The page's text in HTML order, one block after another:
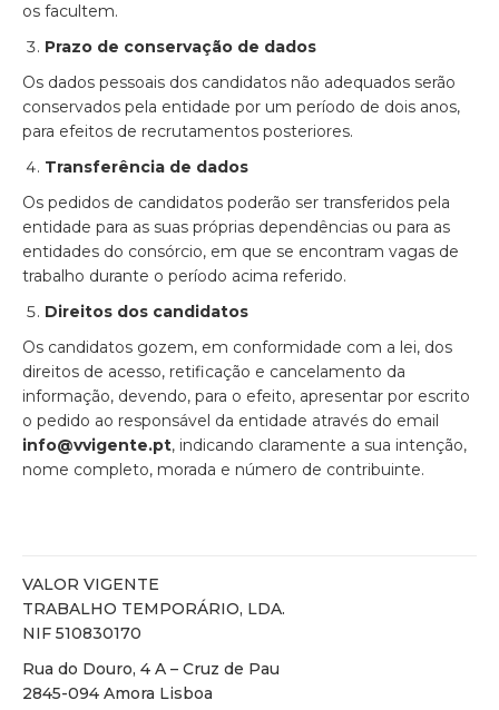
os facultem.
Prazo de conservação de dados
Os dados pessoais dos candidatos não adequados serão
conservados pela entidade por um período de dois anos,
para efeitos de recrutamentos posteriores.
Transferência de dados
Os pedidos de candidatos poderão ser transferidos pela
entidade para as suas próprias dependências ou para as
entidades do consórcio, em que se encontram vagas de
trabalho durante o período acima referido.
Direitos dos candidatos
Os candidatos gozem, em conformidade com a lei, dos
direitos de acesso, retificação e cancelamento da
informação, devendo, para o efeito, apresentar por escrito
o pedido ao responsável da entidade através do email
info@vvigente.pt, indicando claramente a sua intenção,
nome completo, morada e número de contribuinte.
VALOR VIGENTE
TRABALHO TEMPORÁRIO, LDA.
NIF 510830170
Rua do Douro, 4 A – Cruz de Pau
2845-094 Amora Lisboa